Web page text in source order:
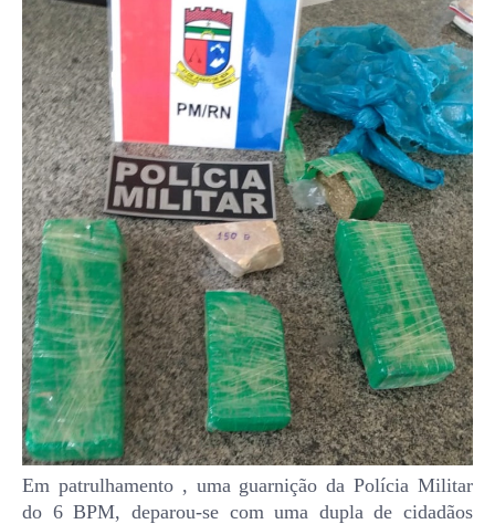
Em patrulhamento , uma guarnição da Polícia Militar
do 6 BPM, deparou-se com uma dupla de cidadãos